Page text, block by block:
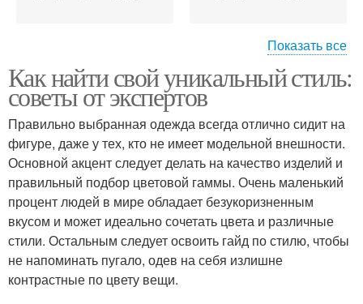
Женский гардероб Гардероб на лето
Гардероб для женщины Капсульный гардероб
Гардероб для женщин Идеальная длина
Показать все
Как найти свой уникальный стиль:
советы от экспертов
Правильно выбранная одежда всегда отлично сидит на
фигуре, даже у тех, кто не имеет модельной внешности.
Основной акцент следует делать на качество изделий и
правильный подбор цветовой гаммы. Очень маленький
процент людей в мире обладает безукоризненным
вкусом и может идеально сочетать цвета и различные
стили. Остальным следует освоить гайд по стилю, чтобы
не напоминать пугало, одев на себя излишне
контрастные по цвету вещи.